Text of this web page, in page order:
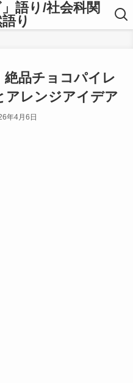
語り/社会科関
り
絶品チョコパイレ
アレンジアイデア
年4月6日